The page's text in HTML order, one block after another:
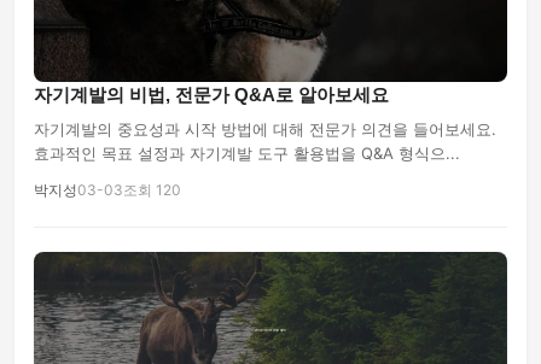
자기계발의 비법, 전문가 Q&A로 알아보세요
자기계발의 중요성과 시작 방법에 대해 전문가 의견을 들어보세요.
효과적인 목표 설정과 자기계발 도구 활용법을 Q&A 형식으...
박지성03-03조회 120